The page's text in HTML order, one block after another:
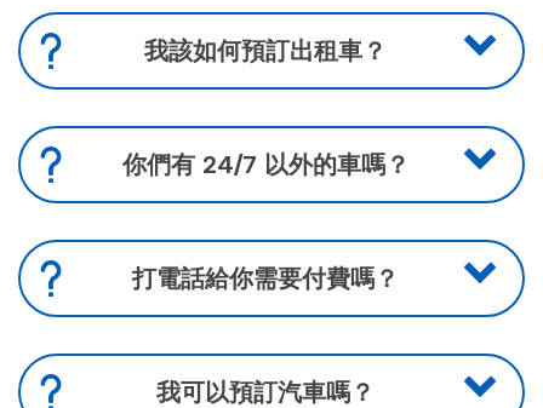
我該如何預訂出租車？
您可以在 TaxiFix 應用程式、我們的網站上訂購計
程車或致電我們的客戶中心。
電話：03011 或 776 03 000。
你們有 24/7 以外的車嗎？
是的，我們 24/7 都有工作人員。
打電話給你需要付費嗎？
不。如果您直接致電我們的客戶中心，是免費
的。
我可以預訂汽車嗎？